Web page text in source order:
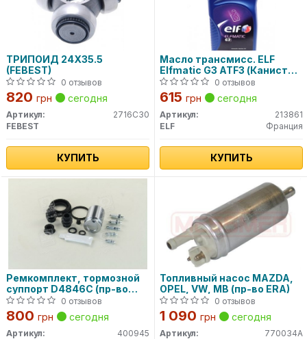
ТРИПОИД 24X35.5
(FEBEST)
0 отзывов
820 грн сегодня
Артикул:
2716C30
FEBEST
КУПИТЬ
Масло трансмисс. ELF
Elfmatic G3 ATF3 (Канистра
1л)
0 отзывов
615 грн сегодня
Артикул:
213861
ELF
Франция
КУПИТЬ
Ремкомплект, тормозной
суппорт D4846C (пр-во
ERT)
0 отзывов
800 грн сегодня
Артикул:
400945
Топливный насос MAZDA,
OPEL, VW, MB (пр-во ERA)
0 отзывов
1 090 грн сегодня
Артикул:
770034A